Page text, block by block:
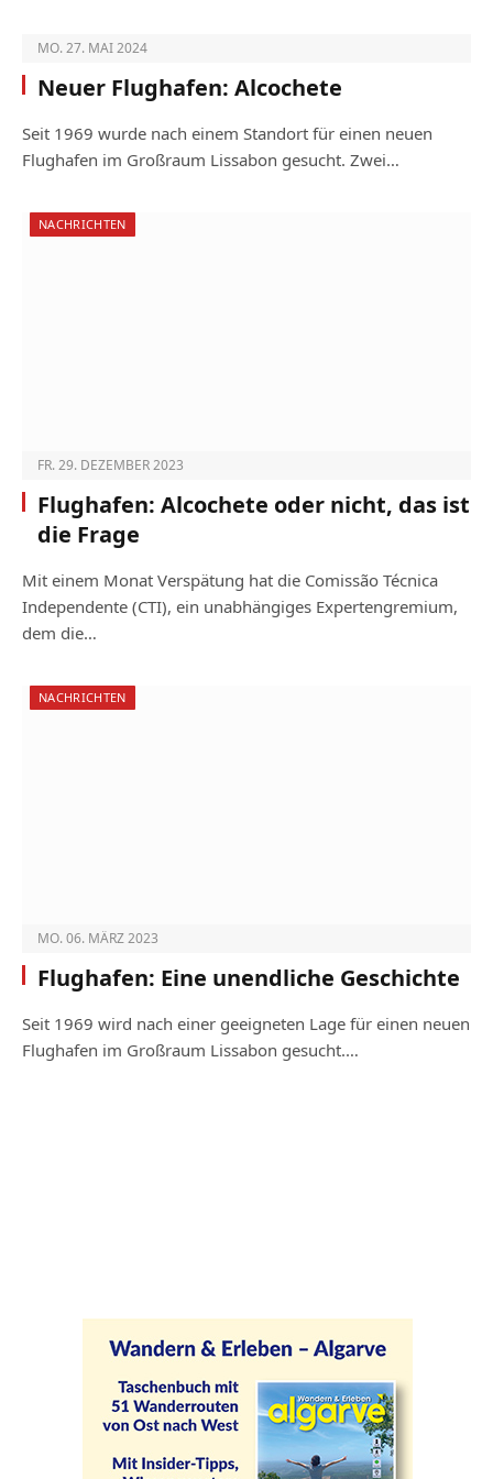
MO. 27. MAI 2024
Neuer Flughafen: Alcochete
Seit 1969 wurde nach einem Standort für ­einen neuen
Flughafen im Großraum Lissabon gesucht. Zwei…
NACHRICHTEN
FR. 29. DEZEMBER 2023
Flughafen: Alcochete oder nicht, das ist
die Frage
Mit einem Monat Verspätung hat die Comissão Técnica
Independente (CTI), ein unabhängi­ges Expertengremium,
dem die…
NACHRICHTEN
MO. 06. MÄRZ 2023
Flughafen: Eine unendliche Geschichte
Seit 1969 wird nach einer geeigneten Lage für einen neuen
Flughafen im Großraum Lissabon gesucht.…